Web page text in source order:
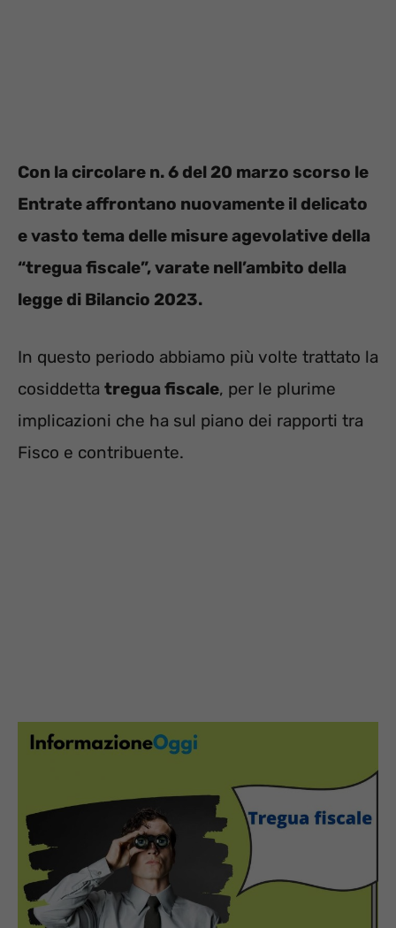
Con la circolare n. 6 del 20 marzo scorso le
Entrate affrontano nuovamente il delicato
e vasto tema delle misure agevolative della
“tregua fiscale”, varate nell’ambito della
legge di Bilancio 2023.
In questo periodo abbiamo più volte trattato la
cosiddetta tregua fiscale, per le plurime
implicazioni che ha sul piano dei rapporti tra
Fisco e contribuente.